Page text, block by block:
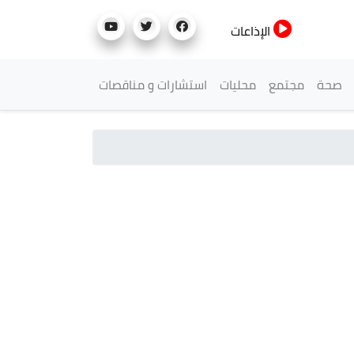
الإذاعات
صحة مجتمع محليات استشارات و مناقصات